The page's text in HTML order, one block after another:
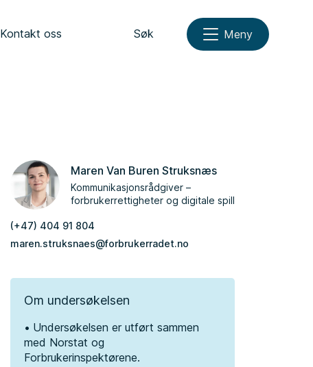
Kontakt oss Søk Meny
Maren Van Buren Struksnæs
Kommunikasjonsrådgiver –
forbrukerrettigheter og digitale spill
(+47) 404 91 804
maren.struksnaes@forbrukerradet.no
Om undersøkelsen
Undersøkelsen er utført sammen
med Norstat og
Forbrukerinspektørene.